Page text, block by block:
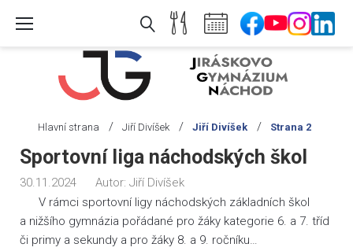
Hlavní strana / Jiří Divíšek / Jiří Divíšek / Strana 2
Autor:
Jiří
Divíšek
Sportovní liga náchodských škol
30.11.2024 Autor: Jiří Divíšek
V rámci sportovní ligy náchodských základních škol
a nižšího gymnázia pořádané pro žáky kategorie 6. a 7. tříd
či primy a sekundy a pro žáky 8. a 9. ročníku…